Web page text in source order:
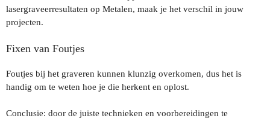
lasergraveerresultaten op Metalen, maak je het verschil in jouw
projecten.
Fixen van Foutjes
Foutjes bij het graveren kunnen klunzig overkomen, dus het is
handig om te weten hoe je die herkent en oplost.
Conclusie: door de juiste technieken en voorbereidingen te